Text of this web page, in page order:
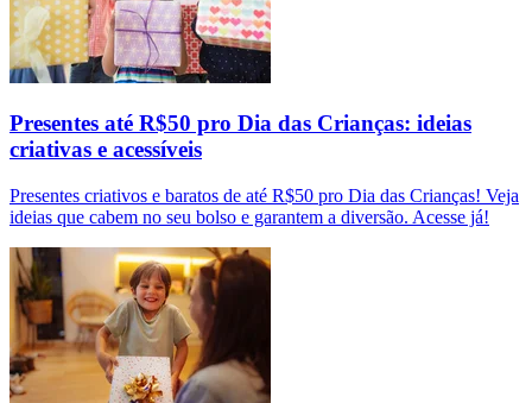
Presentes até R$50 pro Dia das Crianças: ideias
criativas e acessíveis
Presentes criativos e baratos de até R$50 pro Dia das Crianças! Veja
ideias que cabem no seu bolso e garantem a diversão. Acesse já!